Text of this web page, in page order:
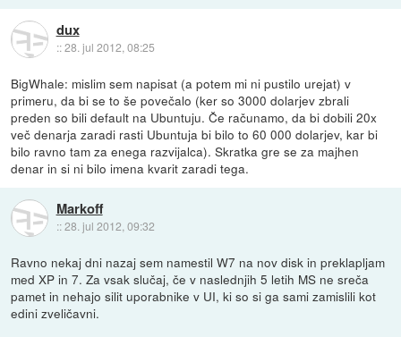
dux
::28. jul 2012, 08:25
BigWhale: mislim sem napisat (a potem mi ni pustilo urejat) v
primeru, da bi se to še povečalo (ker so 3000 dolarjev zbrali
preden so bili default na Ubuntuju. Če računamo, da bi dobili 20x
več denarja zaradi rasti Ubuntuja bi bilo to 60 000 dolarjev, kar bi
bilo ravno tam za enega razvijalca). Skratka gre se za majhen
denar in si ni bilo imena kvarit zaradi tega.
Markoff
::28. jul 2012, 09:32
Ravno nekaj dni nazaj sem namestil W7 na nov disk in preklapljam
med XP in 7. Za vsak slučaj, če v naslednjih 5 letih MS ne sreča
pamet in nehajo silit uporabnike v UI, ki so si ga sami zamislili kot
edini zveličavni.